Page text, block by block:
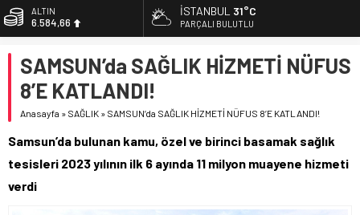
‘BAFRA’YA YATIRIM YAPIN!’
YÖNETİCİ SEÇERKEN YAPILAN EN BÜYÜK HATALAR
ALTIN
6.584,66
13.889,75
DOLAR
47,7046
55,0051
İSTANBUL 31°C
PARÇALI BULUTLU
SAMSUN’da SAĞLIK HİZMETİ NÜFUS
8’E KATLANDI!
Anasayfa » SAĞLIK » SAMSUN’da SAĞLIK HİZMETİ NÜFUS 8’E KATLANDI!
Samsun’da bulunan kamu, özel ve birinci basamak sağlık
tesisleri 2023 yılının ilk 6 ayında 11 milyon muayene hizmeti
verdi